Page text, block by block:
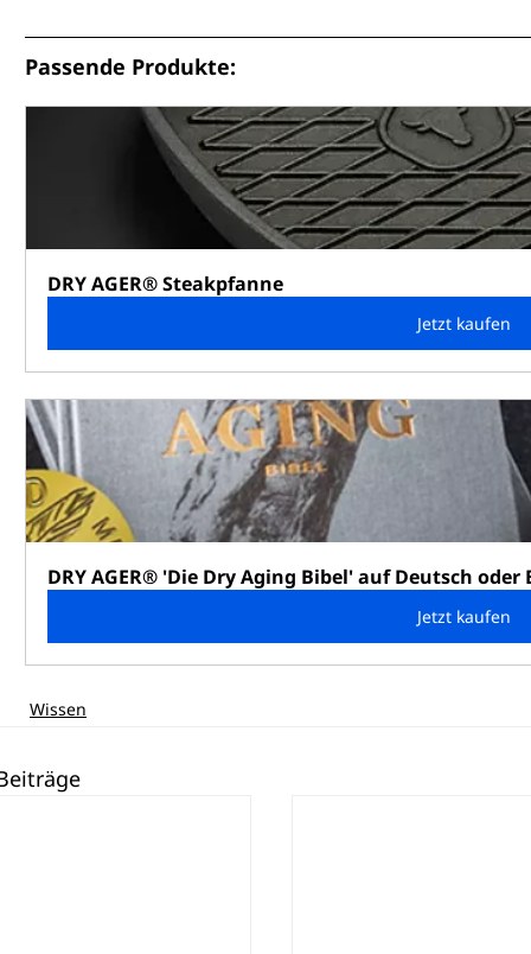
Passende Produkte:
DRY AGER® Steakpfanne
Jetzt kaufen
DRY AGER® 'Die Dry Aging Bibel' auf Deutsch oder
Jetzt kaufen
Wissen